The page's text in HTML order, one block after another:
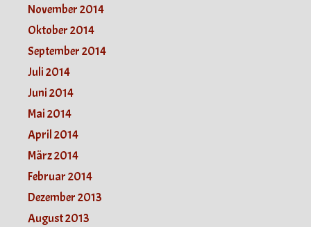
November 2014
Oktober 2014
September 2014
Juli 2014
Juni 2014
Mai 2014
April 2014
März 2014
Februar 2014
Dezember 2013
August 2013